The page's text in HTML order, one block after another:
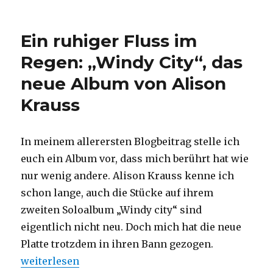
Ein ruhiger Fluss im
Regen: „Windy City“, das
neue Album von Alison
Krauss
In meinem allerersten Blogbeitrag stelle ich
euch ein Album vor, dass mich berührt hat wie
nur wenig andere. Alison Krauss kenne ich
schon lange, auch die Stücke auf ihrem
zweiten Soloalbum „Windy city“ sind
eigentlich nicht neu. Doch mich hat die neue
Platte trotzdem in ihren Bann gezogen.
„Ein ruhiger Fluss im Regen: „Windy City“, das
weiterlesen